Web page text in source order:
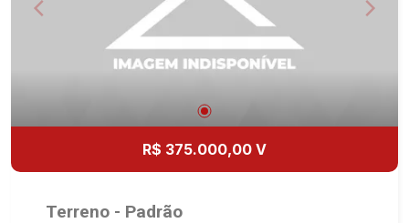
R$ 375.000,00 V
Terreno - Padrão